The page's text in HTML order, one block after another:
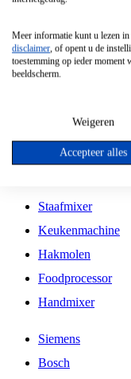
Vrijstaande
Vrijstaande
Inbouw
Inbouw
Kookplaat
Staafmixer
Keukenmachine
Hakmolen
Foodprocessor
Handmixer
Siemens
Bosch
Meer informatie kunt u lezen in
disclaimer, of opent u de
toestemming op ieder
beeldscherm.
Weigeren
Accepteer alles